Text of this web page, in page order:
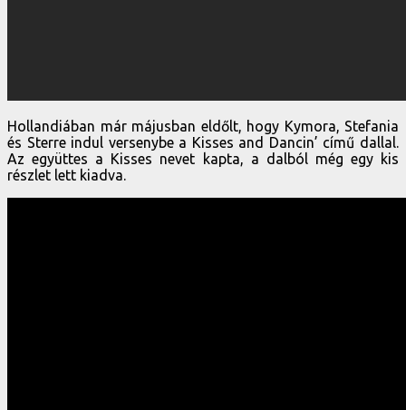
Hollandiában már májusban eldőlt, hogy Kymora, Stefania
és Sterre indul versenybe a Kisses and Dancin’ című dallal.
Az együttes a Kisses nevet kapta, a dalból még egy kis
részlet lett kiadva.